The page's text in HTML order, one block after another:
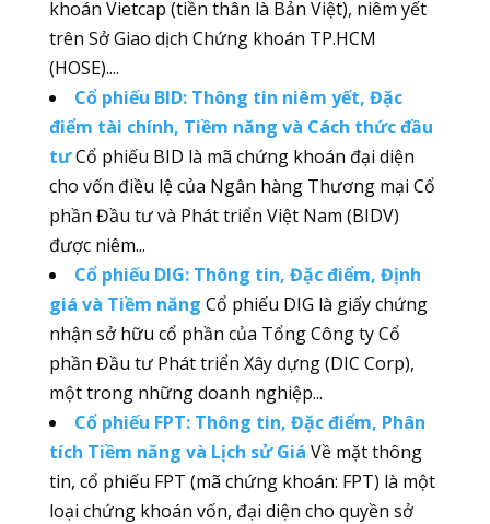
khoán Vietcap (tiền thân là Bản Việt), niêm yết
trên Sở Giao dịch Chứng khoán TP.HCM
(HOSE)....
Cổ phiếu BID: Thông tin niêm yết, Đặc
điểm tài chính, Tiềm năng và Cách thức đầu
tưCổ phiếu BID là mã chứng khoán đại diện
cho vốn điều lệ của Ngân hàng Thương mại Cổ
phần Đầu tư và Phát triển Việt Nam (BIDV)
được niêm...
Cổ phiếu DIG: Thông tin, Đặc điểm, Định
giá và Tiềm năng Cổ phiếu DIG là giấy chứng
nhận sở hữu cổ phần của Tổng Công ty Cổ
phần Đầu tư Phát triển Xây dựng (DIC Corp),
một trong những doanh nghiệp...
Cổ phiếu FPT: Thông tin, Đặc điểm, Phân
tích Tiềm năng và Lịch sử Giá Về mặt thông
tin, cổ phiếu FPT (mã chứng khoán: FPT) là một
loại chứng khoán vốn, đại diện cho quyền sở